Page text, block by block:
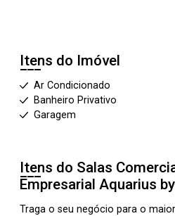
Itens do Imóvel
Ar Condicionado
Banheiro Privativo
Garagem
Itens do Salas
Empresarial Aquarius
Traga o seu negócio para o